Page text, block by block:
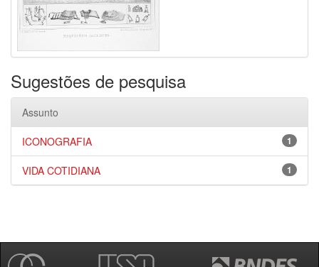
Sugestões de pesquisa
Assunto
1
ICONOGRAFIA
1
VIDA COTIDIANA